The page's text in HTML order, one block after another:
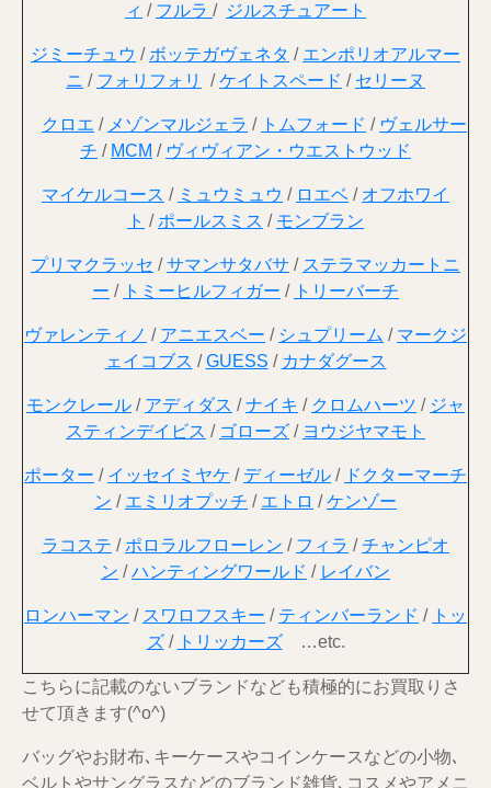
ィ / フルラ / ジルスチュアート
ジミーチュウ / ボッテガヴェネタ / エンポリオアルマー
ニ / フォリフォリ /ケイトスペード / セリーヌ
クロエ / メゾンマルジェラ / トムフォード / ヴェルサー
チ / MCM / ヴィヴィアン・ウエストウッド
マイケルコース / ミュウミュウ / ロエベ / オフホワイ
ト / ポールスミス / モンブラン
プリマクラッセ /サマンサタバサ / ステラマッカートニ
ー / トミーヒルフィガー / トリーバーチ
ヴァレンティノ / アニエスベー / シュプリーム / マークジ
ェイコブス /GUESS / カナダグース
モンクレール / アディダス /ナイキ / クロムハーツ / ジャ
スティンデイビス / ゴローズ / ヨウジヤマモト
ポーター / イッセイミヤケ / ディーゼル / ドクターマーチ
ン / エミリオプッチ / エトロ /ケンゾー
ラコステ / ポロラルフローレン / フィラ /チャンピオ
ン /ハンティングワールド / レイバン
ロンハーマン / スワロフスキー / ティンバーランド / トッ
ズ/ トリッカーズ…etc.
こちらに記載のないブランドなども積極的にお買取りさ
せて頂きます(^o^)
バッグやお財布､キーケースやコインケースなどの小物､
ベルトやサングラスなどのブランド雑貨､コスメやアメニ